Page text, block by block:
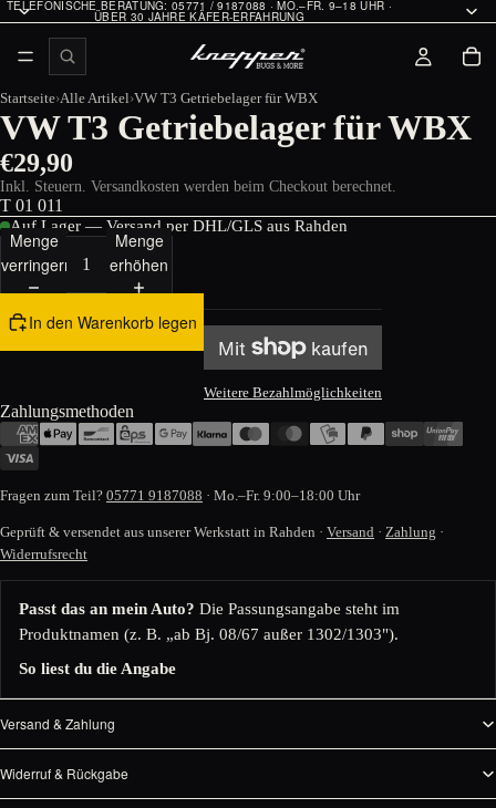
TELEFONISCHE BERATUNG: 05771 / 9187088 · MO.–FR. 9–18 UHR ·
ÜBER 30 JAHRE KÄFER-ERFAHRUNG
Startseite Alle Artikel VW T3 Getriebelager für WBX
VW T3 Getriebelager für WBX
€29,90
Inkl. Steuern. Versandkosten werden beim Checkout berechnet.
T 01 011
Auf Lager — Versand per DHL/GLS aus Rahden
Menge
verringern
Menge
erhöhen
In den Warenkorb legen
Weitere Bezahlmöglichkeiten
Zahlungsmethoden
Fragen zum Teil? 05771 9187088 · Mo.–Fr. 9:00–18:00 Uhr
Geprüft & versendet aus unserer Werkstatt in Rahden · Versand · Zahlung ·
Widerrufsrecht
Passt das an mein Auto? Die Passungsangabe steht im
Produktnamen (z. B. „ab Bj. 08/67 außer 1302/1303").
So liest du die Angabe
Versand & Zahlung
Widerruf & Rückgabe